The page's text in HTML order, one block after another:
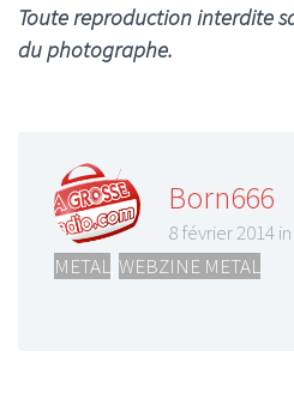
Toute reproduction interdite
du photographe.
Born666
8 février 2014 in
METAL WEBZINE METAL